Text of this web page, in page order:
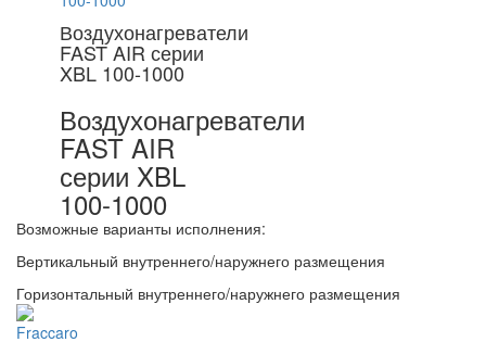
Воздухонагреватели
FAST AIR серии
XBL 100-1000
Воздухонагреватели
FAST AIR
серии XBL
100-1000
Возможные варианты исполнения:
Вертикальный внутреннего/наружнего размещения
Горизонтальный внутреннего/наружнего размещения